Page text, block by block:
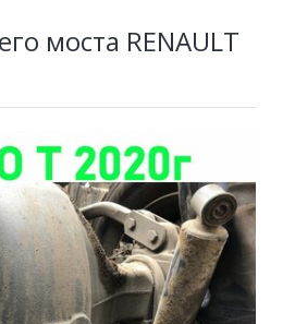
моста RENAULT